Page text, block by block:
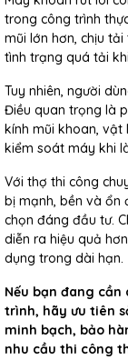
trong công trình
mũi lớn hơn, chịu
tình trạng quá tải
Tuy nhiên, người
Điều quan trọng là
kính mũi khoan, vật
kiểm soát máy khi
Với thợ thi công
bị mạnh, bền và ổn
chọn đáng đầu tư.
diễn ra hiệu quả
dụng trong dài hạn.
Nếu bạn đang cần
trình, hãy ưu tiên
minh bạch, bảo
nhu cầu thi công